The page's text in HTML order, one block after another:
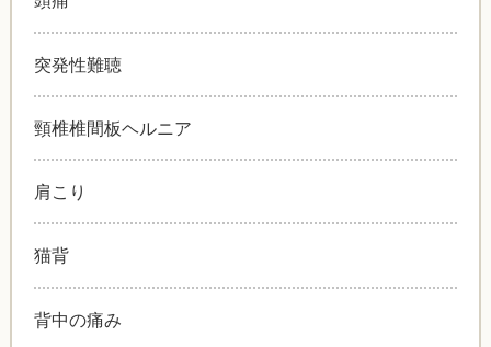
突発性難聴
頸椎椎間板ヘルニア
肩こり
猫背
背中の痛み